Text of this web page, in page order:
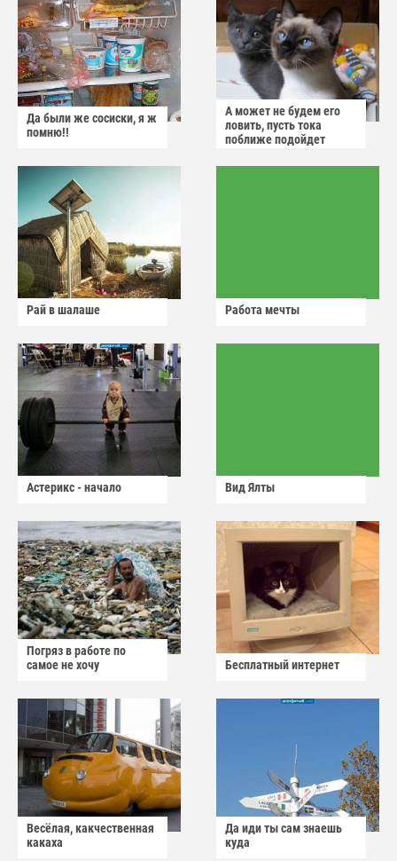
Да были же сосиски, я ж
помню!!
А может не будем его
ловить, пусть тока
поближе подойдет
Рай в шалаше Работа мечты
Астерикс - начало Вид Ялты
Погряз в работе по
самое не хочу
Бесплатный интернет
Весёлая, какчественная
какаха
Да иди ты сам знаешь
куда